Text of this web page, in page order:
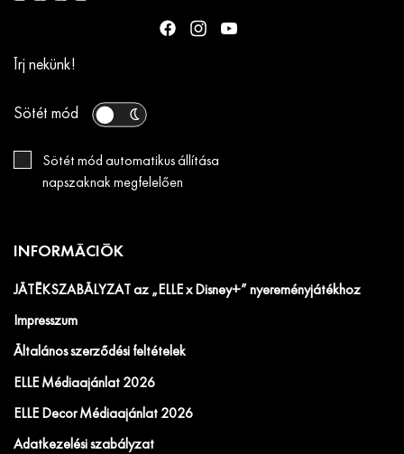
Írj nekünk!
Sötét mód
Sötét mód automatikus állítása
napszaknak megfelelően
INFORMÁCIÓK
JÁTÉKSZABÁLYZAT az „ELLE x Disney+” nyereményjátékhoz
Impresszum
Általános szerződési feltételek
ELLE Médiaajánlat 2026
ELLE Decor Médiaajánlat 2026
Adatkezelési szabályzat